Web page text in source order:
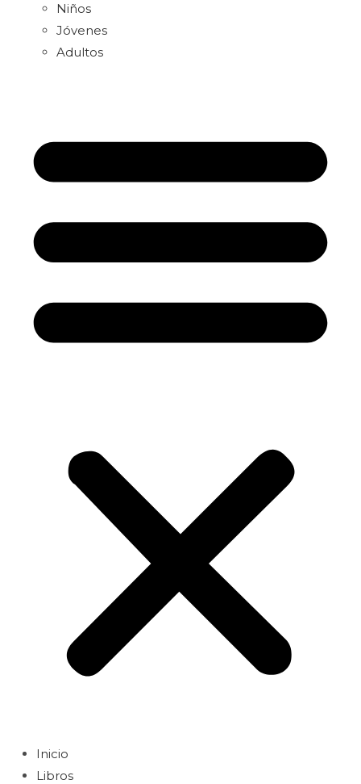
Niños
Jóvenes
Adultos
Inicio
Libros